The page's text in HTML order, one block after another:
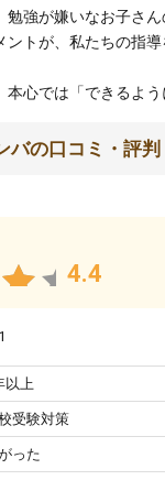
勉強が嫌いなお子さ
トが、私たちの指導
心では「できるよ
バの口コミ・評判
4.4
以上
受験対策
った